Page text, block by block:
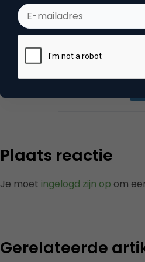
Plaats reactie
Je moet ingelogd zijn op om
Gerelateerde